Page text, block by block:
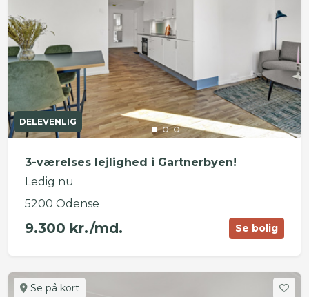
DELEVENLIG
3-værelses lejlighed i Gartnerbyen!
Ledig nu
5200 Odense
9.300 kr./md. Se bolig
Se på kort